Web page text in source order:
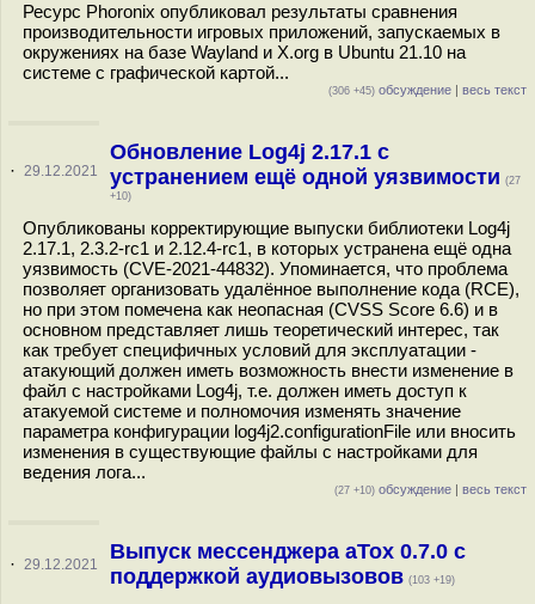
Ресурс Phoronix опубликовал результаты сравнения
производительности игровых приложений, запускаемых в
окружениях на базе Wayland и X.org в Ubuntu 21.10 на
системе с графической картой...
(306 +45) обсуждение | весь текст
· 29.12.2021
Обновление Log4j 2.17.1 с
устранением ещё одной уязвимости (27
+10)
Опубликованы корректирующие выпуски библиотеки Log4j
2.17.1, 2.3.2-rc1 и 2.12.4-rc1, в которых устранена ещё одна
уязвимость (CVE-2021-44832). Упоминается, что проблема
позволяет организовать удалённое выполнение кода (RCE),
но при этом помечена как неопасная (CVSS Score 6.6) и в
основном представляет лишь теоретический интерес, так
как требует специфичных условий для эксплуатации -
атакующий должен иметь возможность внести изменение в
файл с настройками Log4j, т.е. должен иметь доступ к
атакуемой системе и полномочия изменять значение
параметра конфигурации log4j2.configurationFile или вносить
изменения в существующие файлы c настройками для
ведения лога...
(27 +10) обсуждение | весь текст
· 29.12.2021
Выпуск мессенджера aTox 0.7.0 с
поддержкой аудиовызовов (103 +19)